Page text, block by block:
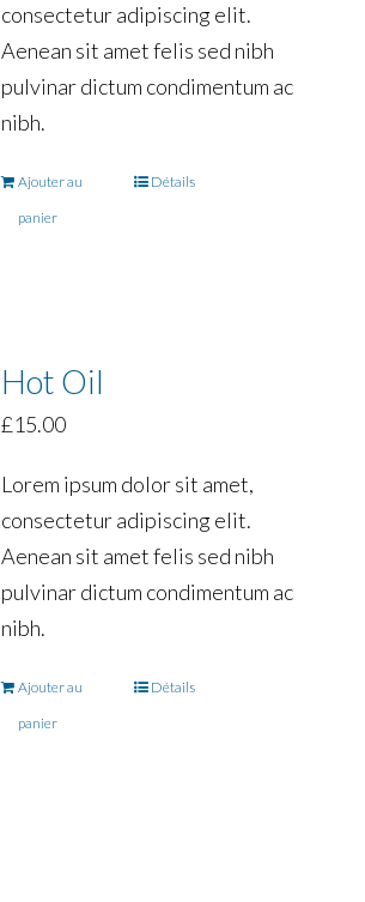
consectetur adipiscing elit.
Aenean sit amet felis sed nibh
pulvinar dictum condimentum ac
nibh.
Ajouter au
panier
Détails
Hot Oil
£15.00
Lorem ipsum dolor sit amet,
consectetur adipiscing elit.
Aenean sit amet felis sed nibh
pulvinar dictum condimentum ac
nibh.
Ajouter au
panier
Détails